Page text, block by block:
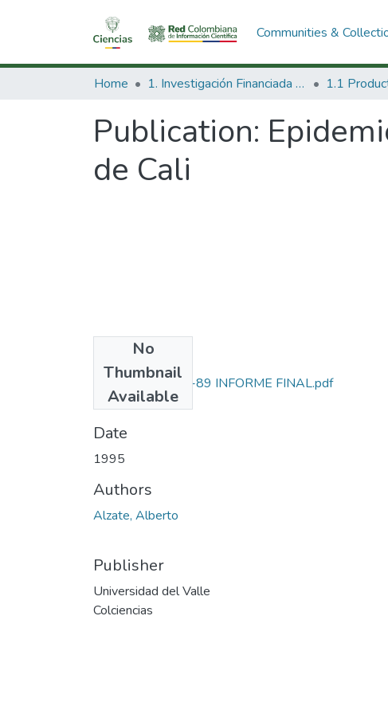
Communities &
Home 1. Investigación Financiada con Recursos Públicos
Publication:
de Cali
No
Thumbnail
Available
1106-05-096-89 INFORME FINAL.pdf
(14.27 MB)
Date
1995
Authors
Alzate, Alberto
Publisher
Universidad del Valle
Colciencias